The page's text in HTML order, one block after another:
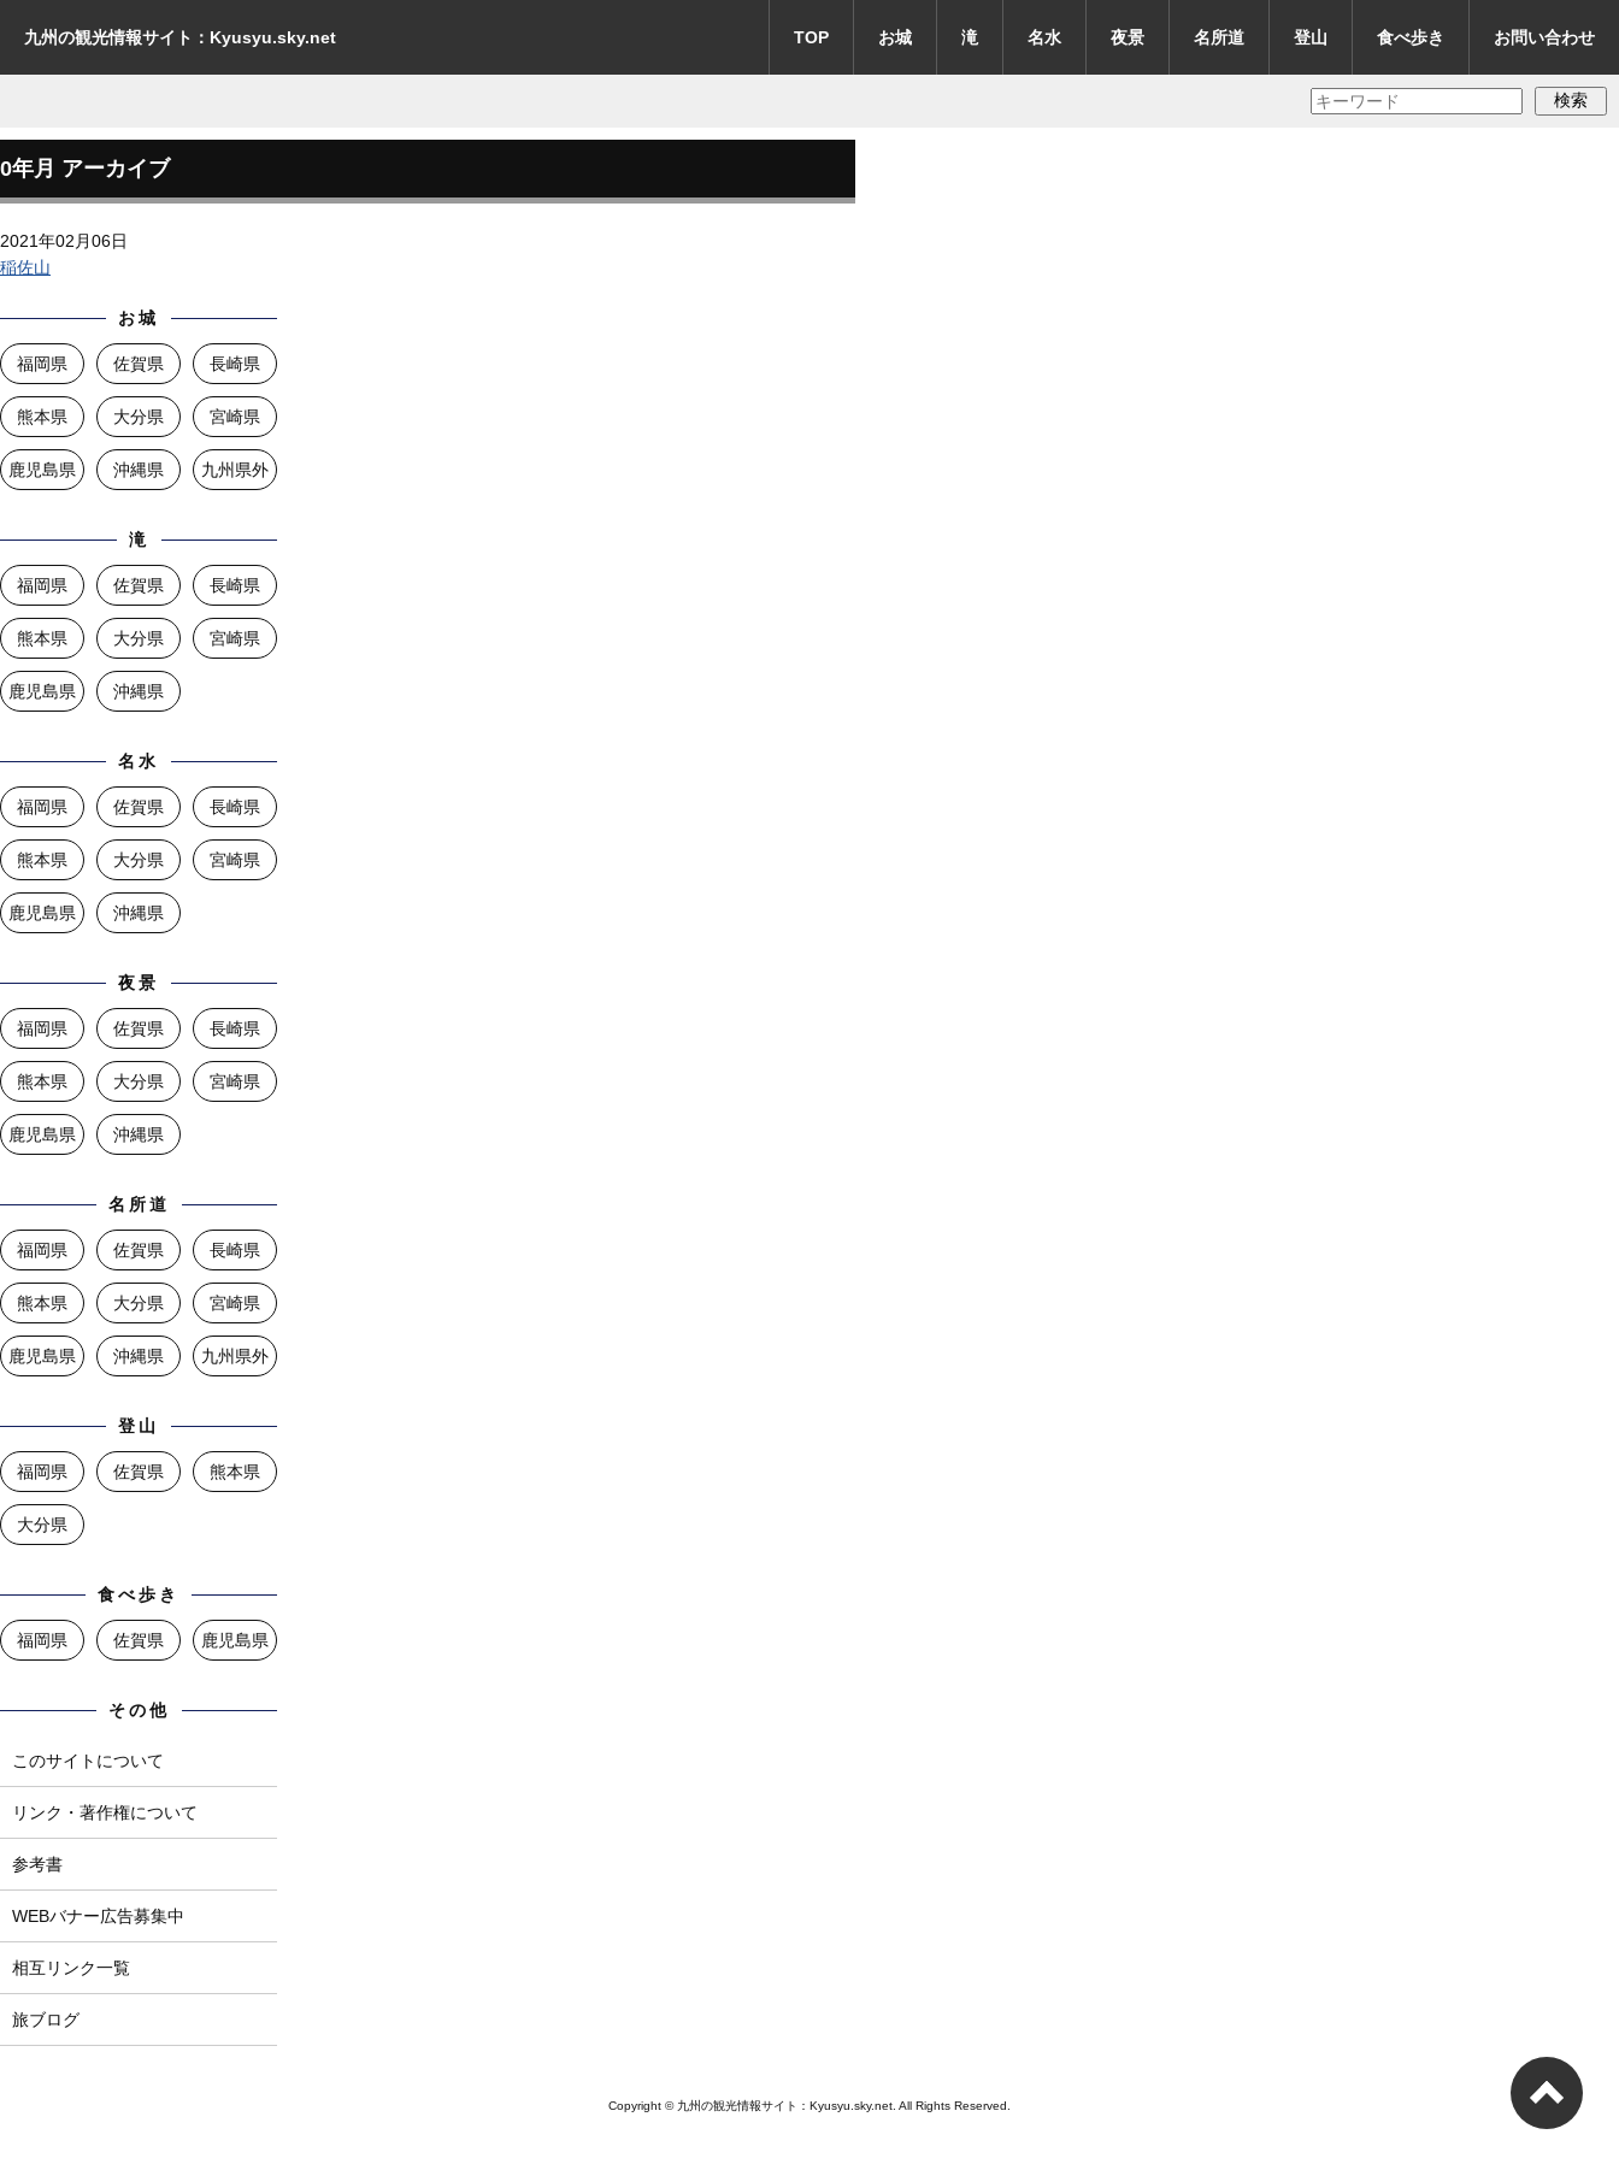
九州の観光情報サイト：Kyusyu.sky.net TOP お城 滝 名水 夜景 名所道 登山 食べ歩き お問い合わせ
検索
0年月 アーカイブ
2021年02月06日
稲佐山
お城
福岡県 佐賀県 長崎県
熊本県 大分県 宮崎県
鹿児島県 沖縄県 九州県外
滝
福岡県 佐賀県 長崎県
熊本県 大分県 宮崎県
鹿児島県 沖縄県
名水
福岡県 佐賀県 長崎県
熊本県 大分県 宮崎県
鹿児島県 沖縄県
夜景
福岡県 佐賀県 長崎県
熊本県 大分県 宮崎県
鹿児島県 沖縄県
名所道
福岡県 佐賀県 長崎県
熊本県 大分県 宮崎県
鹿児島県 沖縄県 九州県外
登山
福岡県 佐賀県 熊本県
大分県
食べ歩き
福岡県 佐賀県 鹿児島県
その他
このサイトについて
リンク・著作権について
参考書
WEBバナー広告募集中
相互リンク一覧
旅ブログ
Copyright © 九州の観光情報サイト：Kyusyu.sky.net. All Rights Reserved.